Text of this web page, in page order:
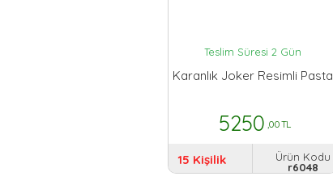
Teslim Süresi 2 Gün
Karanlık Joker Resimli Pasta
5250 ,00 TL
15 Kişilik
Ürün Kodu
r6048